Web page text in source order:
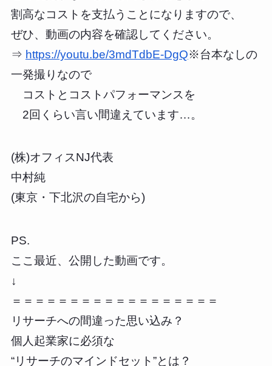
割高なコストを支払うことになりますので、
ぜひ、動画の内容を確認してください。
⇒ https://youtu.be/3mdTdbE-DgQ※台本なしの
一発撮りなので
コストとコストパフォーマンスを
2回くらい言い間違えています…。
(株)オフィスNJ代表
中村純
(東京・下北沢の自宅から)
PS.
ここ最近、公開した動画です。
↓
＝＝＝＝＝＝＝＝＝＝＝＝＝＝＝＝＝＝
リサーチへの間違った思い込み？
個人起業家に必須な
“リサーチのマインドセット”とは？